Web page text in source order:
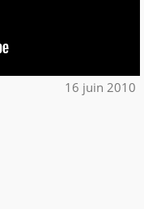
16 juin 2010